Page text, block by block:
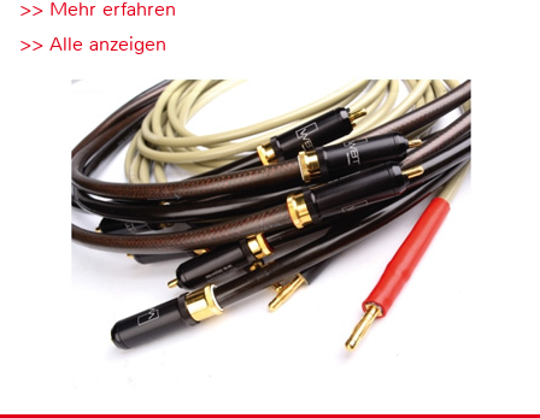
>> Mehr erfahren
>> Alle anzeigen